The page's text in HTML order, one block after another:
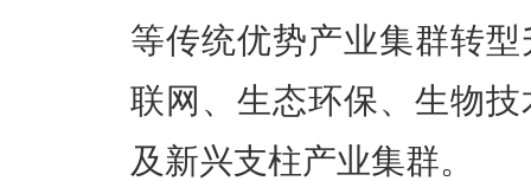
等传统优势产业集群转
联网、生态环保、生物
及新兴支柱产业集群。